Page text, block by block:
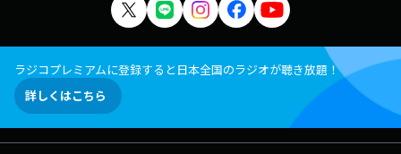
ラジコプレミアムに登録すると日本全国のラジオが聴き放題！
詳しくはこちら